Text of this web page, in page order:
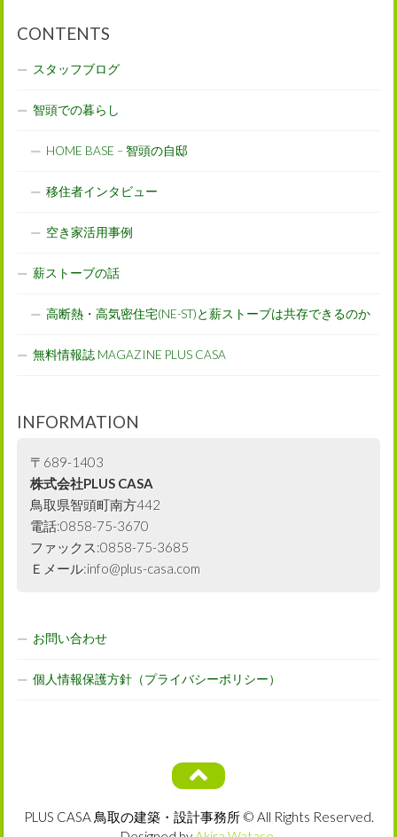
CONTENTS
スタッフブログ
智頭での暮らし
HOME BASE – 智頭の自邸
移住者インタビュー
空き家活用事例
薪ストーブの話
高断熱・高気密住宅(NE-ST)と薪ストーブは共存できるのか
無料情報誌 MAGAZINE PLUS CASA
INFORMATION
〒689-1403
株式会社PLUS CASA
鳥取県智頭町南方442
電話:0858-75-3670
ファックス:0858-75-3685
Ｅメール:info@plus-casa.com
お問い合わせ
個人情報保護方針（プライバシーポリシー）
PLUS CASA 鳥取の建築・設計事務所 © All Rights Reserved.